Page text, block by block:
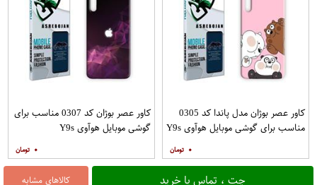
کالاهای مشابه چت ، تماس یا خرید
کاور عصر بوژان مدل پاندا کد 0305
مناسب برای گوشی موبایل هوآوی Y9s
۰
کاور عصر بوژان کد 0307 مناسب برای
گوشی موبایل هوآوی Y9s
۰